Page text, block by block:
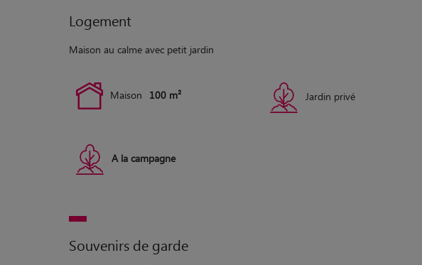
Logement
Maison au calme avec petit jardin
Maison 100 m² Jardin privé
A la campagne
Souvenirs de garde